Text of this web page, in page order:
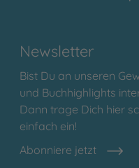
Newsletter
Bist Du an unseren
und Buchhighlights
Dann trage Dich hier
einfach ein!
Abonniere jetzt